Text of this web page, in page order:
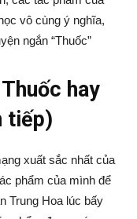
vô cùng ý nghĩa,
ngắn “Thuốc”
hay
tiếp)
xuất sắc nhất của
phẩm của mình để
Trung Hoa lúc bấy